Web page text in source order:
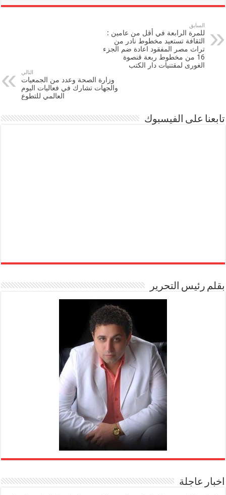
السابق
للمرة الرابعة في أقل من عامين :
الثقافة تستعيد مخطوط نادر من
تراث مصر المفقود اعادة ضم الجزء
16 من مخطوط ربعة قنصوة
الغورى لمقتنيات دار الكتب
التالي
وزارة الصحة وعدد من الجمعيات
والجهات تشارك في فعاليات اليوم
العالمي للتطوع
تابعنا على الفيسبوك
بقلم رئيس التحرير
اخبار عاجلة